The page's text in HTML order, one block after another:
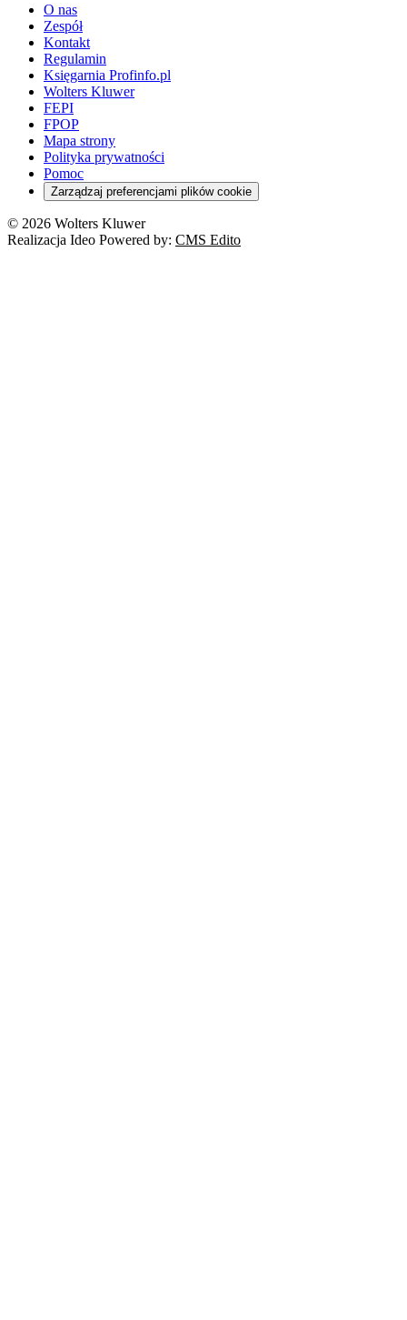
O nas
Zespół
Kontakt
Regulamin
Księgarnia Profinfo.pl
Wolters Kluwer
FEPI
FPOP
Mapa strony
Polityka prywatności
Pomoc
Zarządzaj preferencjami plików cookie
© 2026 Wolters Kluwer
Realizacja Ideo Powered by: CMS Edito